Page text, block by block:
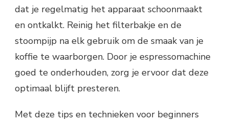
dat je regelmatig het apparaat schoonmaakt
en ontkalkt. Reinig het filterbakje en de
stoompijp na elk gebruik om de smaak van je
koffie te waarborgen. Door je espressomachine
goed te onderhouden, zorg je ervoor dat deze
optimaal blijft presteren.
Met deze tips en technieken voor beginners